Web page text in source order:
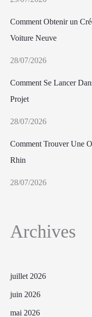
Comment Obtenir un
Voiture Neuve
28/07/2026
Comment Se Lancer
Projet
28/07/2026
Comment Trouver Une
Rhin
28/07/2026
Archives
juillet 2026
juin 2026
mai 2026